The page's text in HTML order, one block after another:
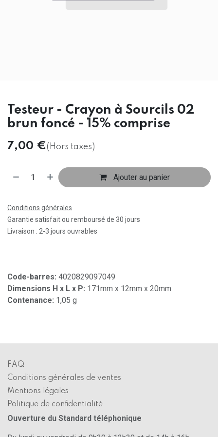
Testeur - Crayon à Sourcils 02
brun foncé - 15% comprise
7,00 €(Hors taxes)
Ajouter au panier
Conditions générales
Garantie satisfait ou remboursé de 30 jours
Livraison : 2-3 jours ouvrables
Code-barres: 4020829097049
Dimensions H x L x P: 171mm x 12mm x 20mm
Contenance: 1,05 g
FAQ
Conditions générales de ventes
Mentions légales
Politique de confidentialité
Ouverture du Standard téléphonique